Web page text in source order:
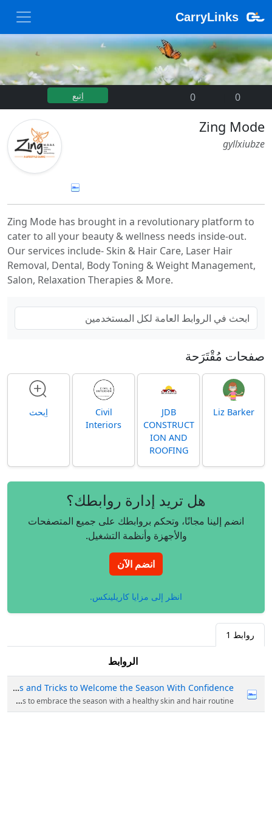
CarryLinks
0
0 اِتبع
Zing Mode
gyllxiubze
Zing Mode has brought in a revolutionary platform to
cater to all your beauty & wellness needs inside-out.
Our services include- Skin & Hair Care, Laser Hair
Removal, Dental, Body Toning & Weight Management,
Salon, Relaxation Therapies & More.
صفحات مُقْتَرَحة
Liz Barker
JDB
CONSTRUCT
ION AND
ROOFING
Civil
Interiors
اِبحث
هل تريد إدارة روابطك؟
انضم إلينا مجانًا، وتحكم بروابطك على جميع المتصفحات
والأجهزة وأنظمة التشغيل.
انضم الآن
انظر إلى مزايا كاريلينكس.
روابط 1
الروابط
Summer Skin Care Routine for Oily Skin, Dry Skin and Combination Skin: Tips and Tricks to Welcome the Season With Confidence!
Get ready with a summer skin care routine for oily skin, dry skin, and combo types: Tips to embrace the season with a healthy skin and hair routine!